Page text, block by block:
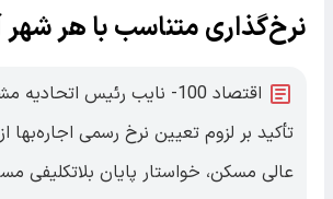
نرخ‌گذاری متناسب با هر شهر
اقتصاد 100- نایب رئیس
تأکید بر لزوم تعیین نرخ رسمی اجاره‌بها
عالی مسکن، خواستار پایان بلاتکلیفی